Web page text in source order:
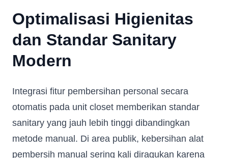
Optimalisasi Higienitas
dan Standar Sanitary
Modern
Integrasi fitur pembersihan personal secara
otomatis pada unit closet memberikan standar
sanitary yang jauh lebih tinggi dibandingkan
metode manual. Di area publik, kebersihan alat
pembersih manual sering kali diragukan karena